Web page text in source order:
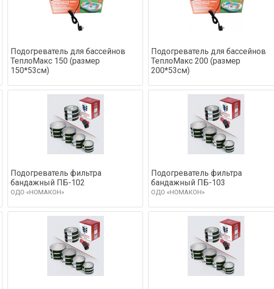
Подогреватель для бассейнов
ТеплоМакс 150 (размер
150*53см)
Подогреватель для бассейнов
ТеплоМакс 200 (размер
200*53см)
Подогреватель фильтра
бандажный ПБ-102
ОДО «НОМАКОН»
Подогреватель фильтра
бандажный ПБ-103
ОДО «НОМАКОН»